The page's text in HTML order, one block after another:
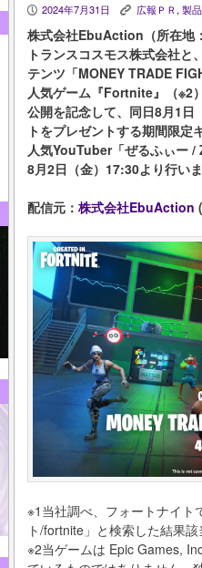
P 2024年7月31日 K 広報ＰＲ,製
株式会社EbuAction（所在地
トランスコスモス株式会社
テンツ「MONEY TRADE
人気ゲーム『Fortnite』（※2
公開を記念して、同日8月1日
トをプレゼントする期間限定
人気YouTuber「ぜるふぃー
8月2日（金）17:30より行い
配信元： 株式会社EbuAction
※1当社調べ、フォートナイト
ト/fortnite」と検索した結果
※2当ゲームは Epic Games,